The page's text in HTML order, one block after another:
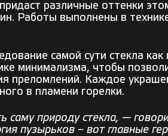
различные оттенки
Работы выполнены в
самой сути стекла как
минимализма, чтобы
преломлений. Каждое
в пламени горелки.
саму природу стекла, —
пузырьков – вот главные